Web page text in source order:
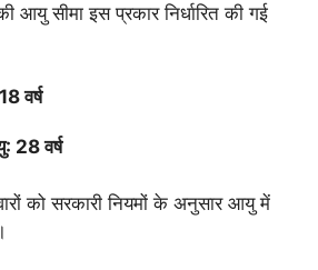
आयु सीमा इस प्रकार निर्धारित की गई
वर्ष
28 वर्ष
को सरकारी नियमों के अनुसार आयु में